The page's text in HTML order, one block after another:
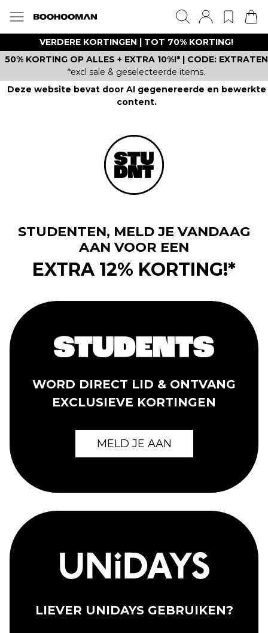
VERDERE KORTINGEN | TOT 70% KORTING!
50% KORTING OP ALLES + EXTRA 10%!* | CODE: EXTRATEN
*excl sale & geselecteerde items.
Deze website bevat door AI gegenereerde en bewerkte
content.
STUDENTEN, MELD JE VANDAAG
AAN VOOR EEN
EXTRA 12% KORTING!*
WORD DIRECT LID & ONTVANG
EXCLUSIEVE KORTINGEN
MELD JE AAN
LIEVER UNIDAYS GEBRUIKEN?